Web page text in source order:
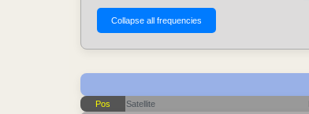
Pos Satellite